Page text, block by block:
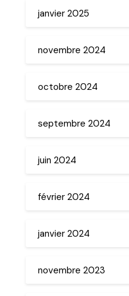
janvier 2025
novembre 2024
octobre 2024
septembre 2024
juin 2024
février 2024
janvier 2024
novembre 2023